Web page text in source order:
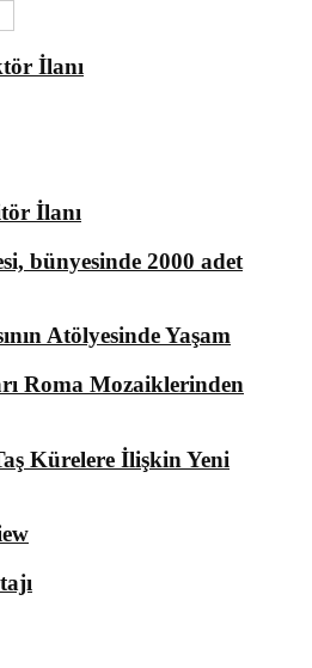
İlanı
İlanı
bünyesinde 2000 adet
Atölyesinde Yaşam
Roma Mozaiklerinden
Kürelere İlişkin Yeni